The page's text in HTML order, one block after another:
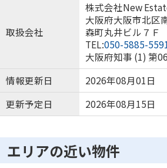
取扱会社
株式会社New
大阪府大阪市北区
森町丸井ビル７Ｆ
TEL:050-5885-
大阪府知事 (1) 第
情報更新日
2026年08月01日
更新予定日
2026年08月15日
エリアの近い物件